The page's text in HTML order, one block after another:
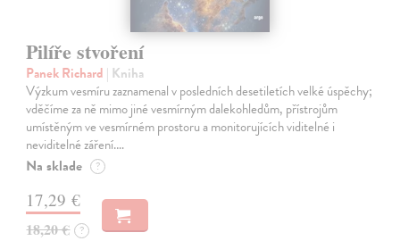
Pilíře stvoření
Panek Richard | Kniha
Výzkum vesmíru zaznamenal v posledních desetiletích velké úspěchy;
vděčíme za ně mimo jiné vesmírným dalekohledům, přístrojům
umístěným ve vesmírném prostoru a monitorujících viditelné i
neviditelné záření.…
Na sklade ?
17,29 €
18,20 € ?